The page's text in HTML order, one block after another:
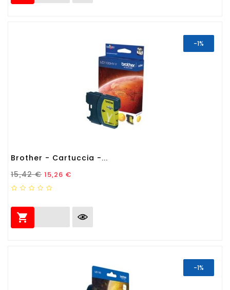
-1%
Brother - Cartuccia -...
Prezzo Standard
15,42 € Prezzo
15,26 €

-1%